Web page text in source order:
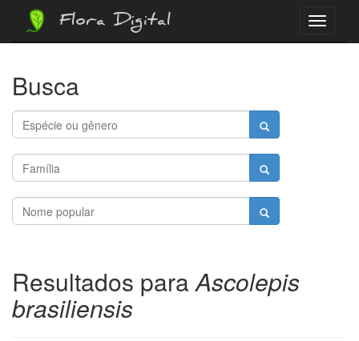
Menu
Flora Digital
Busca
Resultados paraAscolepis
brasiliensis